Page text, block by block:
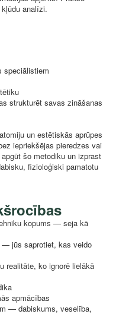
analīzi.
speciālistiem
strukturēt savas zināšanas
un estētiskās aprūpes
iepriekšējas pieredzes vai
šo metodiku un izprast
fizioloģiski pamatotu
kopums — seja kā
jūs saprotiet, kas veido
ko ignorē lielākā
apmācības
— dabiskums, veselība,